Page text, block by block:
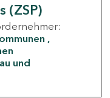
(ZSP)
und